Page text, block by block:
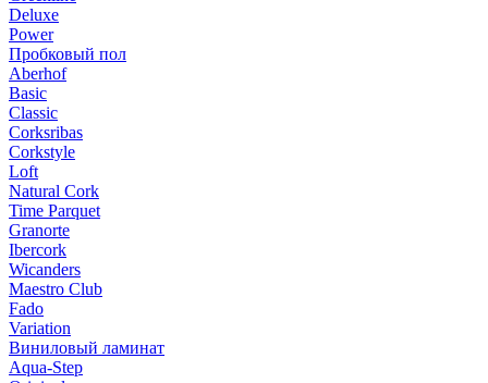
Deluxe
Power
Пробковый пол
Aberhof
Basic
Classic
Corksribas
Corkstyle
Loft
Natural Cork
Time Parquet
Granorte
Ibercork
Wicanders
Мaestro Club
Fado
Variation
Виниловый ламинат
Aqua-Step